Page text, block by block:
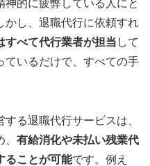
神的に疲弊している人にと
かし、退職代行に依頼すれ
すべて代行業者が担当 して
ているだけで、すべての手
る退職代行サービスは、
有給消化や未払い残業代
ることが可能です。例え